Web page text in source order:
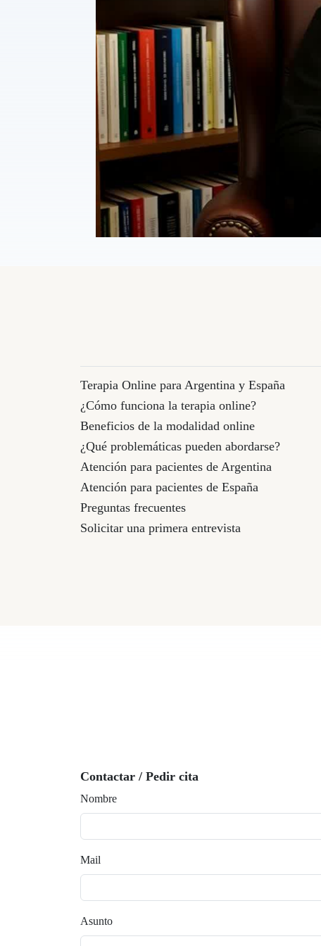
Terapia Online para Argentina y España
¿Cómo funciona la terapia online?
Beneficios de la modalidad online
¿Qué problemáticas pueden abordarse?
Atención para pacientes de Argentina
Atención para pacientes de España
Preguntas frecuentes
Solicitar una primera entrevista
Contactar / Pedir cita
Nombre
Mail
Asunto